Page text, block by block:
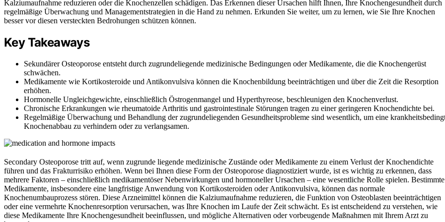
Kalziumaufnahme reduzieren oder die Knochenzellen schädigen. Das Erkennen dieser Ursachen hilft Ihnen, Ihre Knochengesundheit durch
regelmäßige Überwachung und Managementstrategien in die Hand zu nehmen. Erkunden Sie weiter, um zu lernen, wie Sie Ihre Knochen
besser vor diesen versteckten Bedrohungen schützen können.
Key Takeaways
Sekundärer Osteoporose entsteht durch zugrundeliegende medizinische Bedingungen oder Medikamente, die die Knochengerüst
schwächen.
Medikamente wie Kortikosteroide und Antikonvulsiva können die Knochenbildung beeinträchtigen und über die Zeit die Resorption
erhöhen.
Hormonelle Ungleichgewichte, einschließlich Östrogenmangel und Hyperthyreose, beschleunigen den Knochenverlust.
Chronische Erkrankungen wie rheumatoide Arthritis und gastrointestinale Störungen tragen zu einer geringeren Knochendichte bei.
Regelmäßige Überwachung und Behandlung der zugrundeliegenden Gesundheitsprobleme sind wesentlich, um eine
Knochenabbau zu verhindern oder zu verlangsamen.
Secondary Osteoporose tritt auf, wenn zugrunde liegende medizinische Zustände oder Medikamente zu einem Verlust der Knochendichte
führen und das Frakturrisiko erhöhen. Wenn bei Ihnen diese Form der Osteoporose diagnostiziert wurde, ist es wichtig zu erkennen, dass
mehrere Faktoren – einschließlich medikamentöser Nebenwirkungen und hormoneller Ursachen – eine wesentliche Rolle spielen. Bestimmte
Medikamente, insbesondere eine langfristige Anwendung von Kortikosteroiden oder Antikonvulsiva, können das normale
Knochenumbauprozess stören. Diese Arzneimittel können die Kalziumaufnahme reduzieren, die Funktion von Osteoblasten beeinträchtigen
oder eine vermehrte Knochenresorption verursachen, was Ihre Knochen im Laufe der Zeit schwächt. Es ist entscheidend zu verstehen, wie
diese Medikamente Ihre Knochengesundheit beeinflussen, und mögliche Alternativen oder vorbeugende Maßnahmen mit Ihrem Arzt zu